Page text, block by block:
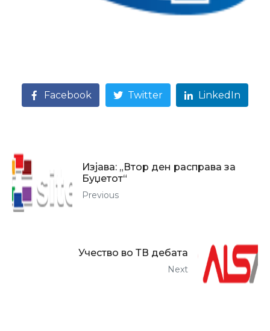
Facebook Twitter LinkedIn
Изјава: „Втор ден расправа за
Буџетот“
Previous
Учество во ТВ дебата
Next